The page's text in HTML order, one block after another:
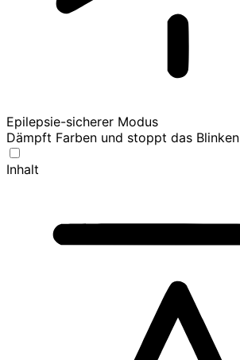
Epilepsie-sicherer Modus
Dämpft Farben und stoppt das Blinken
Inhalt